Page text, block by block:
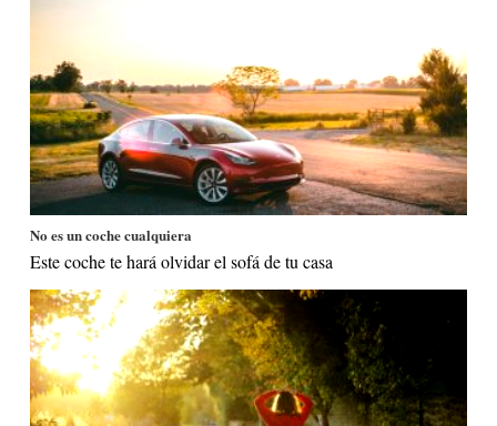
No es un coche cualquiera
Este coche te hará olvidar el sofá de tu casa